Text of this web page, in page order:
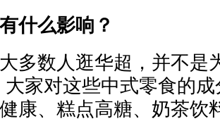
什么影响？
多数人逛华超，并不是
大家对这些中式零食的
、糕点高糖、奶茶饮